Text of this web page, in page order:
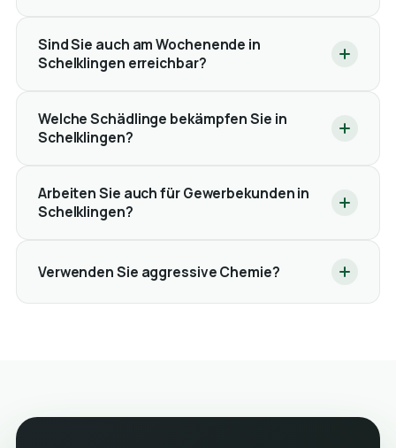
Sind Sie auch am Wochenende in
Schelklingen erreichbar?
Welche Schädlinge bekämpfen Sie in
Schelklingen?
Arbeiten Sie auch für Gewerbekunden in
Schelklingen?
Verwenden Sie aggressive Chemie?